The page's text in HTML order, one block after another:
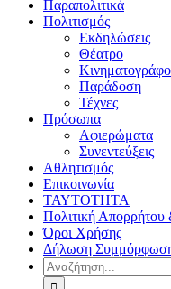
Παραπολιτικά
Πολιτισμός
Εκδηλώσεις
Θέατρο
Παράδοση
Τέχνες
Πρόσωπα
Αφιερώματα
Συνεντεύξεις
Αθλητισμός
Επικοινωνία
ΤΑΥΤΟΤΗΤΑ
Πολιτική
Όροι Χρήσης
Δήλωση
Αναζήτηση
για: